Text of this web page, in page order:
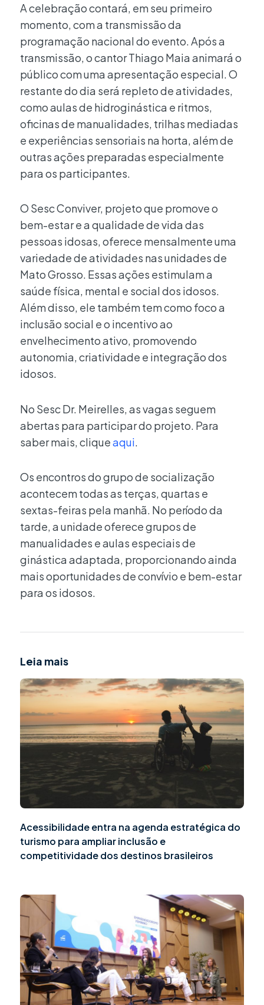
A celebração contará, em seu primeiro
momento, com a transmissão da
programação nacional do evento. Após a
transmissão, o cantor Thiago Maia animará o
público com uma apresentação especial. O
restante do dia será repleto de atividades,
como aulas de hidroginástica e ritmos,
oficinas de manualidades, trilhas mediadas
e experiências sensoriais na horta, além de
outras ações preparadas especialmente
para os participantes.
O Sesc Conviver, projeto que promove o
bem-estar e a qualidade de vida das
pessoas idosas, oferece mensalmente uma
variedade de atividades nas unidades de
Mato Grosso. Essas ações estimulam a
saúde física, mental e social dos idosos.
Além disso, ele também tem como foco a
inclusão social e o incentivo ao
envelhecimento ativo, promovendo
autonomia, criatividade e integração dos
idosos.
No Sesc Dr. Meirelles, as vagas seguem
abertas para participar do projeto. Para
saber mais, cliqueaqui.
Os encontros do grupo de socialização
acontecem todas as terças, quartas e
sextas-feiras pela manhã. No período da
tarde, a unidade oferece grupos de
manualidades e aulas especiais de
ginástica adaptada, proporcionando ainda
mais oportunidades de convívio e bem-estar
para os idosos.
Leia mais
Acessibilidade entra na agenda estratégica do
turismo para ampliar inclusão e
competitividade dos destinos brasileiros